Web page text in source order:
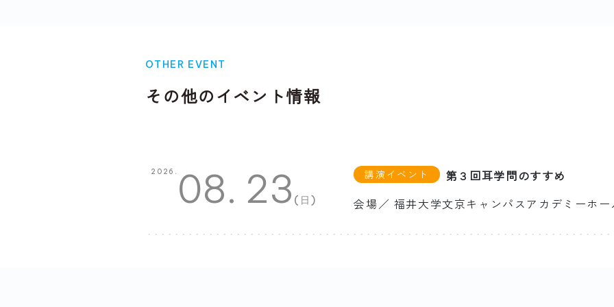
OTHER EVENT
その他のイベント情報
2026. 08. 23 (日)
講演イベント
第３回耳学問のすすめ
会場／ 福井大学文京キャンパスアカデミーホー